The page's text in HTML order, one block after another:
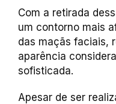
Com a retirada
um contorno mais
das maçãs faciais,
aparência
sofisticada.
Apesar de ser